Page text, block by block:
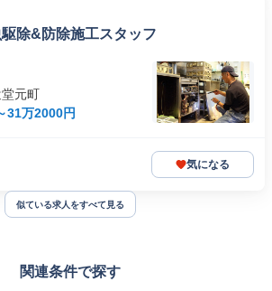
除&防除施工スタッフ
元町
31万2000円
気になる
似ている求人をすべて見る
関連条件で探す